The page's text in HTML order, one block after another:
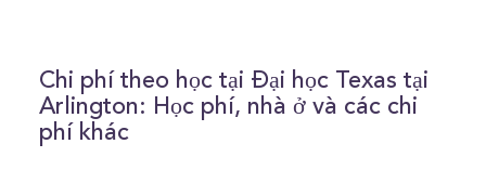
Chi phí theo học tại Đại học Texas tại
Arlington: Học phí, nhà ở và các chi
phí khác